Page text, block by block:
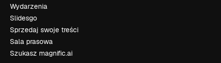
Wydarzenia
Slidesgo
Sprzedaj swoje treści
Sala prasowa
Szukasz magnific.ai